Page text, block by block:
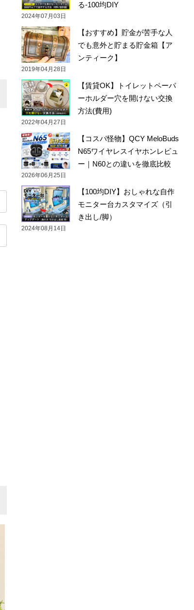
る-100均DIY
2024年07月03日
【おすすめ】貯金が苦手な人
でも意外と貯まる貯金箱【ア
ンティーク】
2019年04月28日
【賃貸OK】トイレットペーパ
ーホルダー穴を開けない交換
方法(費用)
2022年04月27日
【コスパ怪物】QCY MeloBuds
N65ワイヤレスイヤホンレビュ
ー｜N60との違いを徹底比較
2026年06月25日
【100均DIY】おしゃれな自作
モニター台カスタマイズ（引
き出し/脚）
2024年08月14日